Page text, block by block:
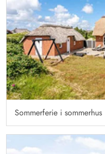
Sommerferie i sommerhus